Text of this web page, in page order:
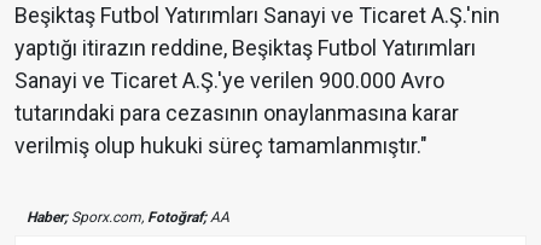
Beşiktaş Futbol Yatırımları Sanayi ve Ticaret A.Ş.'nin
yaptığı itirazın reddine, Beşiktaş Futbol Yatırımları
Sanayi ve Ticaret A.Ş.'ye verilen 900.000 Avro
tutarındaki para cezasının onaylanmasına karar
verilmiş olup hukuki süreç tamamlanmıştır."
Haber;Sporx.com, Fotoğraf;AA